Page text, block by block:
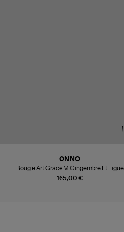
165,00 €
ONNO
Bougie Art Grace M Gingembre Et Figue